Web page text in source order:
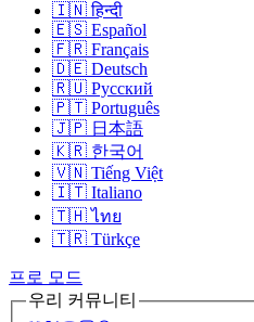
🇮🇳 हिन्दी
🇪🇸 Español
🇫🇷 Français
🇩🇪 Deutsch
🇷🇺 Русский
🇵🇹 Português
🇯🇵 日本語
🇰🇷 한국어
🇻🇳 Tiếng Việt
🇮🇹 Italiano
🇹🇭 ไทย
🇹🇷 Türkçe
프로 모드
우리 커뮤니티